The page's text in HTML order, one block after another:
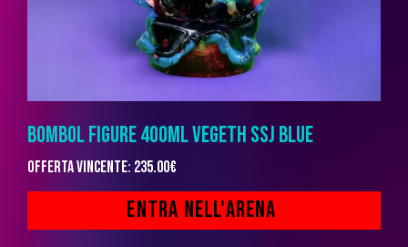
BOMBOL FIGURE 400ML VEGETH SSJ BLUE
Offerta vincente: 235.00€